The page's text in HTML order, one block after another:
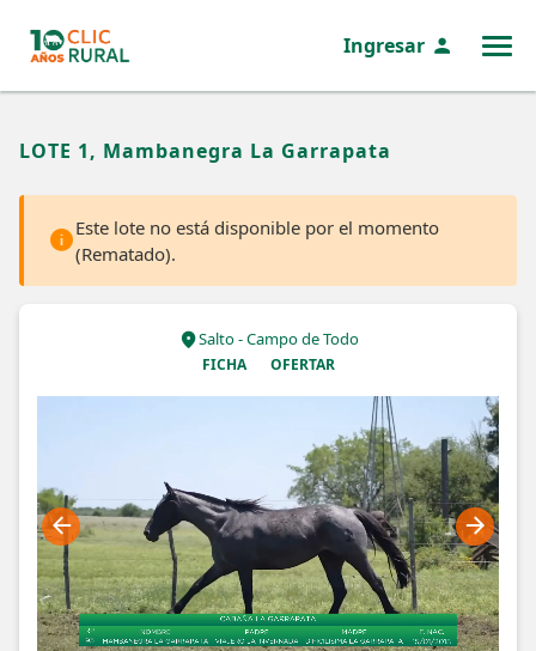
Ingresar
LOTE 1, Mambanegra La Garrapata
Este lote no está disponible por el momento
(Rematado).
FICHA OFERTAR
Salto - Campo de Todo